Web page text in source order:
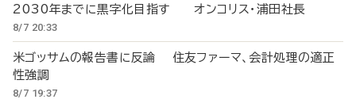
2030年までに黒字化目指す オンコリス・浦田社長
8/7 20:33
米ゴッサムの報告書に反論 住友ファーマ、会計処理の適正
性強調
8/7 19:37